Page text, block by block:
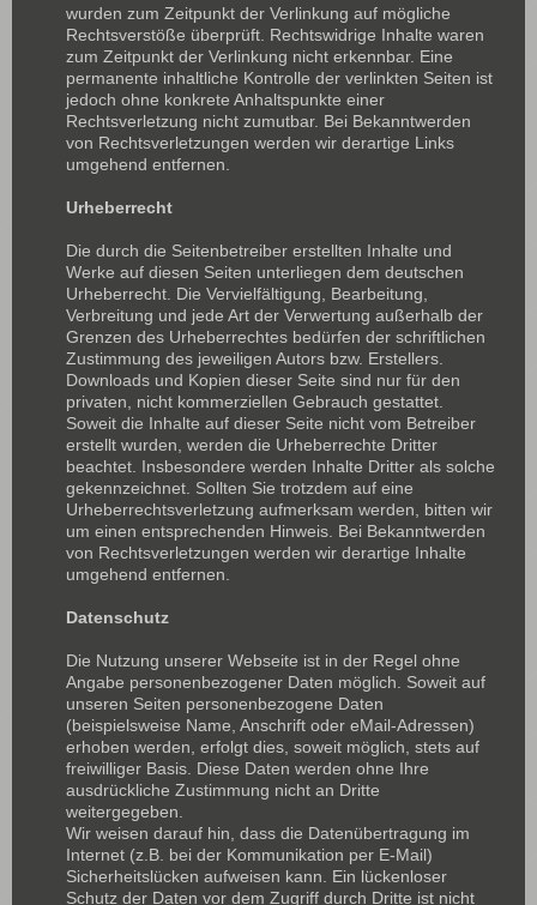
wurden zum Zeitpunkt der Verlinkung auf mögliche
Rechtsverstöße überprüft. Rechtswidrige Inhalte waren
zum Zeitpunkt der Verlinkung nicht erkennbar. Eine
permanente inhaltliche Kontrolle der verlinkten Seiten ist
jedoch ohne konkrete Anhaltspunkte einer
Rechtsverletzung nicht zumutbar. Bei Bekanntwerden
von Rechtsverletzungen werden wir derartige Links
umgehend entfernen.
Urheberrecht
Die durch die Seitenbetreiber erstellten Inhalte und
Werke auf diesen Seiten unterliegen dem deutschen
Urheberrecht. Die Vervielfältigung, Bearbeitung,
Verbreitung und jede Art der Verwertung außerhalb der
Grenzen des Urheberrechtes bedürfen der schriftlichen
Zustimmung des jeweiligen Autors bzw. Erstellers.
Downloads und Kopien dieser Seite sind nur für den
privaten, nicht kommerziellen Gebrauch gestattet.
Soweit die Inhalte auf dieser Seite nicht vom Betreiber
erstellt wurden, werden die Urheberrechte Dritter
beachtet. Insbesondere werden Inhalte Dritter als solche
gekennzeichnet. Sollten Sie trotzdem auf eine
Urheberrechtsverletzung aufmerksam werden, bitten wir
um einen entsprechenden Hinweis. Bei Bekanntwerden
von Rechtsverletzungen werden wir derartige Inhalte
umgehend entfernen.
Datenschutz
Die Nutzung unserer Webseite ist in der Regel ohne
Angabe personenbezogener Daten möglich. Soweit auf
unseren Seiten personenbezogene Daten
(beispielsweise Name, Anschrift oder eMail-Adressen)
erhoben werden, erfolgt dies, soweit möglich, stets auf
freiwilliger Basis. Diese Daten werden ohne Ihre
ausdrückliche Zustimmung nicht an Dritte
weitergegeben.
Wir weisen darauf hin, dass die Datenübertragung im
Internet (z.B. bei der Kommunikation per E-Mail)
Sicherheitslücken aufweisen kann. Ein lückenloser
Schutz der Daten vor dem Zugriff durch Dritte ist nicht